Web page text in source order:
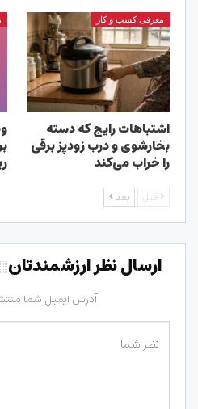
معرفی کسب و کار
اشتباهات رایج که دسته
بخارشوی و درب زودپز برقی
را خراب می‌کند
قبل بعد
ارسال نظر ارزشمندتان
آدرس ایمیل شما